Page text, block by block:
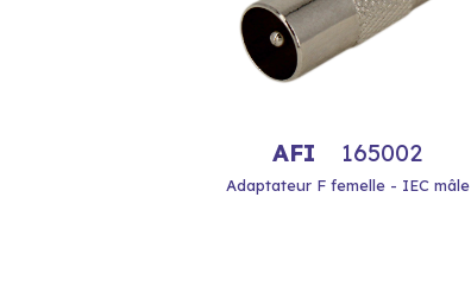
AFI 165002
Adaptateur F femelle - IEC mâle